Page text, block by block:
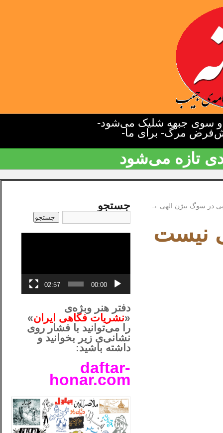
سوی جبهه شلیک می‌شود-
مرگ- برای ما-
تازه می‌شود
در سوگ بیژن الهی →
نيست
جستجو
00:00
02:57
دفتر هنر وبژه‌ی
«نشریات فکاهی ایران»
را می‌توانید با فشار روی
نشانی‌ی زیر بخوانید و
داشته باشید:
daftar-
honar.com